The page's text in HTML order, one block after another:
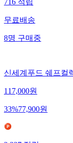
716적립
무료배송
8명구매중
신세계푸드 쉐프컬
117,000원
33%77,900원